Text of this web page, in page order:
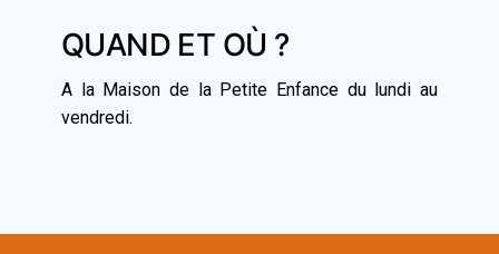
QUAND ET OÙ ?
A la Maison de la Petite Enfance du lundi au
vendredi.